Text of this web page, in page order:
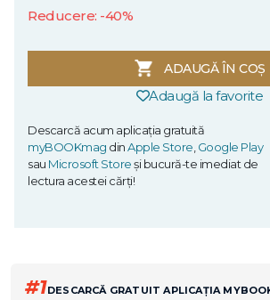
Reducere: -40%
ADAUGĂ ÎN COȘ
Adaugă la favorite
Descarcă acum aplicația gratuită
myBOOKmag dinApple Store Google Play
sau Microsoft Storeși bucură-te imediat de
lectura acestei cărți!
#1DESCARCĂ GRATUIT APLICAȚIA